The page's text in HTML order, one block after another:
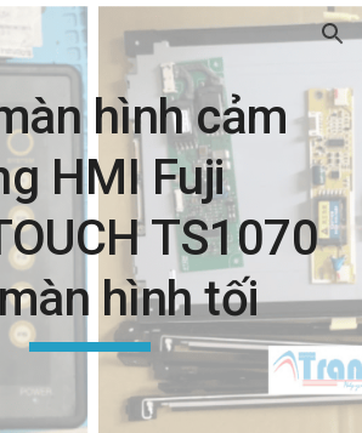
Skip to navigation
hình cảm
HMI Fuji
TS1070
hình tối